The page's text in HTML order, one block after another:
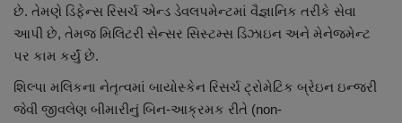
છે. તેમણે ડિફેન્સ રિસર્ચ એન્ડ ડેવલપમેન્ટમાં વૈજ્ઞાનિક તરીકે સેવા
આપી છે, તેમજ મિલિટરી સેન્સર સિસ્ટમ્સ ડિઝાઇન અને મેનેજમેન્ટ
પર કામ કર્યું છે.
શિલ્પા મલિકના નેતૃત્વમાં બાયોસ્કેન રિસર્ચ ટ્રોમેટિક બ્રેઇન ઇન્જરી
જેવી જીવલેણ બીમારીનું બિન-આક્રમક રીતે (non-